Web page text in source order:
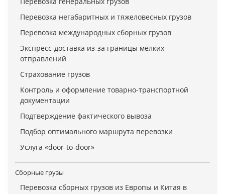
Перевозка негабаритных и тяжеловесных грузов
Перевозка международных сборных грузов
Экспресс-доставка из-за границы мелких
отправлений
Страхование грузов
Контроль и оформление товарно-транспортной
документации
Подтверждение фактического вывоза
Подбор оптимального маршрута перевозки
Услуга «door-to-door»
Сборные грузы
Перевозка сборных грузов из Европы и Китая в